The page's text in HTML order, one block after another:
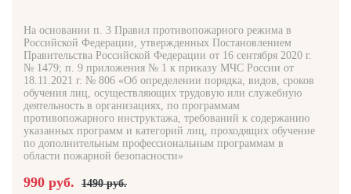
На основании п. 3 Правил противопожарного режима в
Российской Федерации, утвержденных Постановлением
Правительства Российской Федерации от 16 сентября 2020 г.
№ 1479; п. 9 приложения № 1 к приказу МЧС России от
18.11.2021 г. № 806 «Об определении порядка, видов, сроков
обучения лиц, осуществляющих трудовую или служебную
деятельность в организациях, по программам
противопожарного инструктажа, требований к содержанию
указанных программ и категорий лиц, проходящих обучение
по дополнительным профессиональным программам в
области пожарной безопасности»
990 руб. 1490 руб.